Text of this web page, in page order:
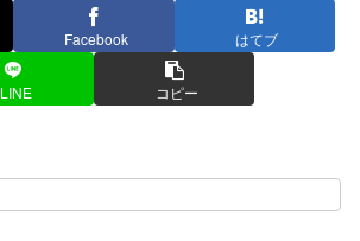
Facebook はてブ
LINE コピー